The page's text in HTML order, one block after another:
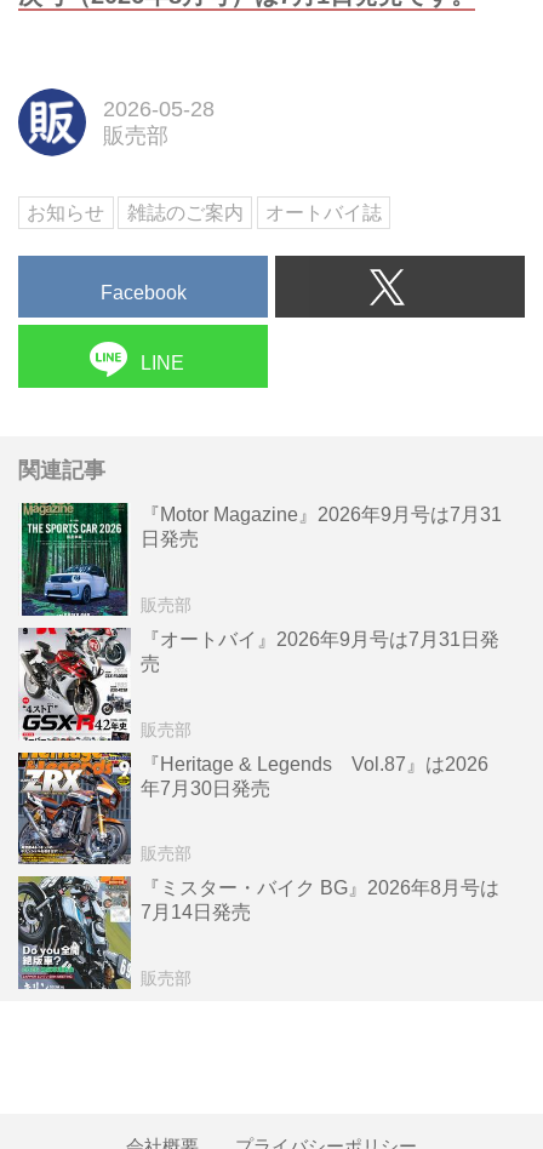
2026-05-28
販売部
お知らせ 雑誌のご案内 オートバイ誌
Facebook
LINE
関連記事
『Motor Magazine』2026年9月号は7月31
日発売
販売部
『オートバイ』2026年9月号は7月31日発
売
販売部
『Heritage & Legends Vol.87』は2026
年7月30日発売
販売部
『ミスター・バイク BG』2026年8月号は
7月14日発売
販売部